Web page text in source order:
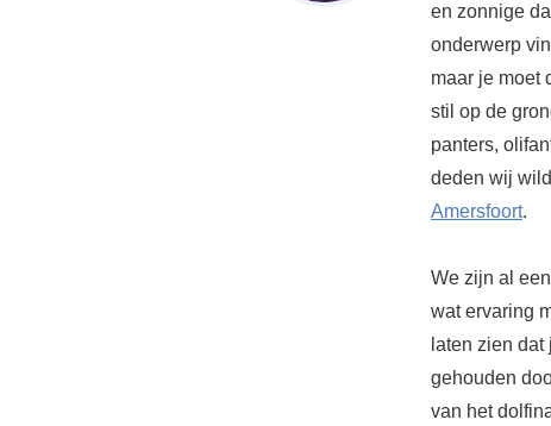
en zonnige
onderwerp
maar je moet
stil op de
panters,
deden wij
Amersfoort.
We zijn al
wat ervaring
laten zien
gehouden
van het